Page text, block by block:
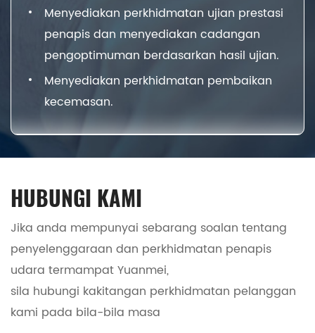
Menyediakan perkhidmatan ujian prestasi
penapis dan menyediakan cadangan
pengoptimuman berdasarkan hasil ujian.
Menyediakan perkhidmatan pembaikan
kecemasan.
HUBUNGI KAMI
Jika anda mempunyai sebarang soalan tentang
penyelenggaraan dan perkhidmatan penapis
udara termampat Yuanmei,
sila hubungi kakitangan perkhidmatan pelanggan
kami pada bila-bila masa